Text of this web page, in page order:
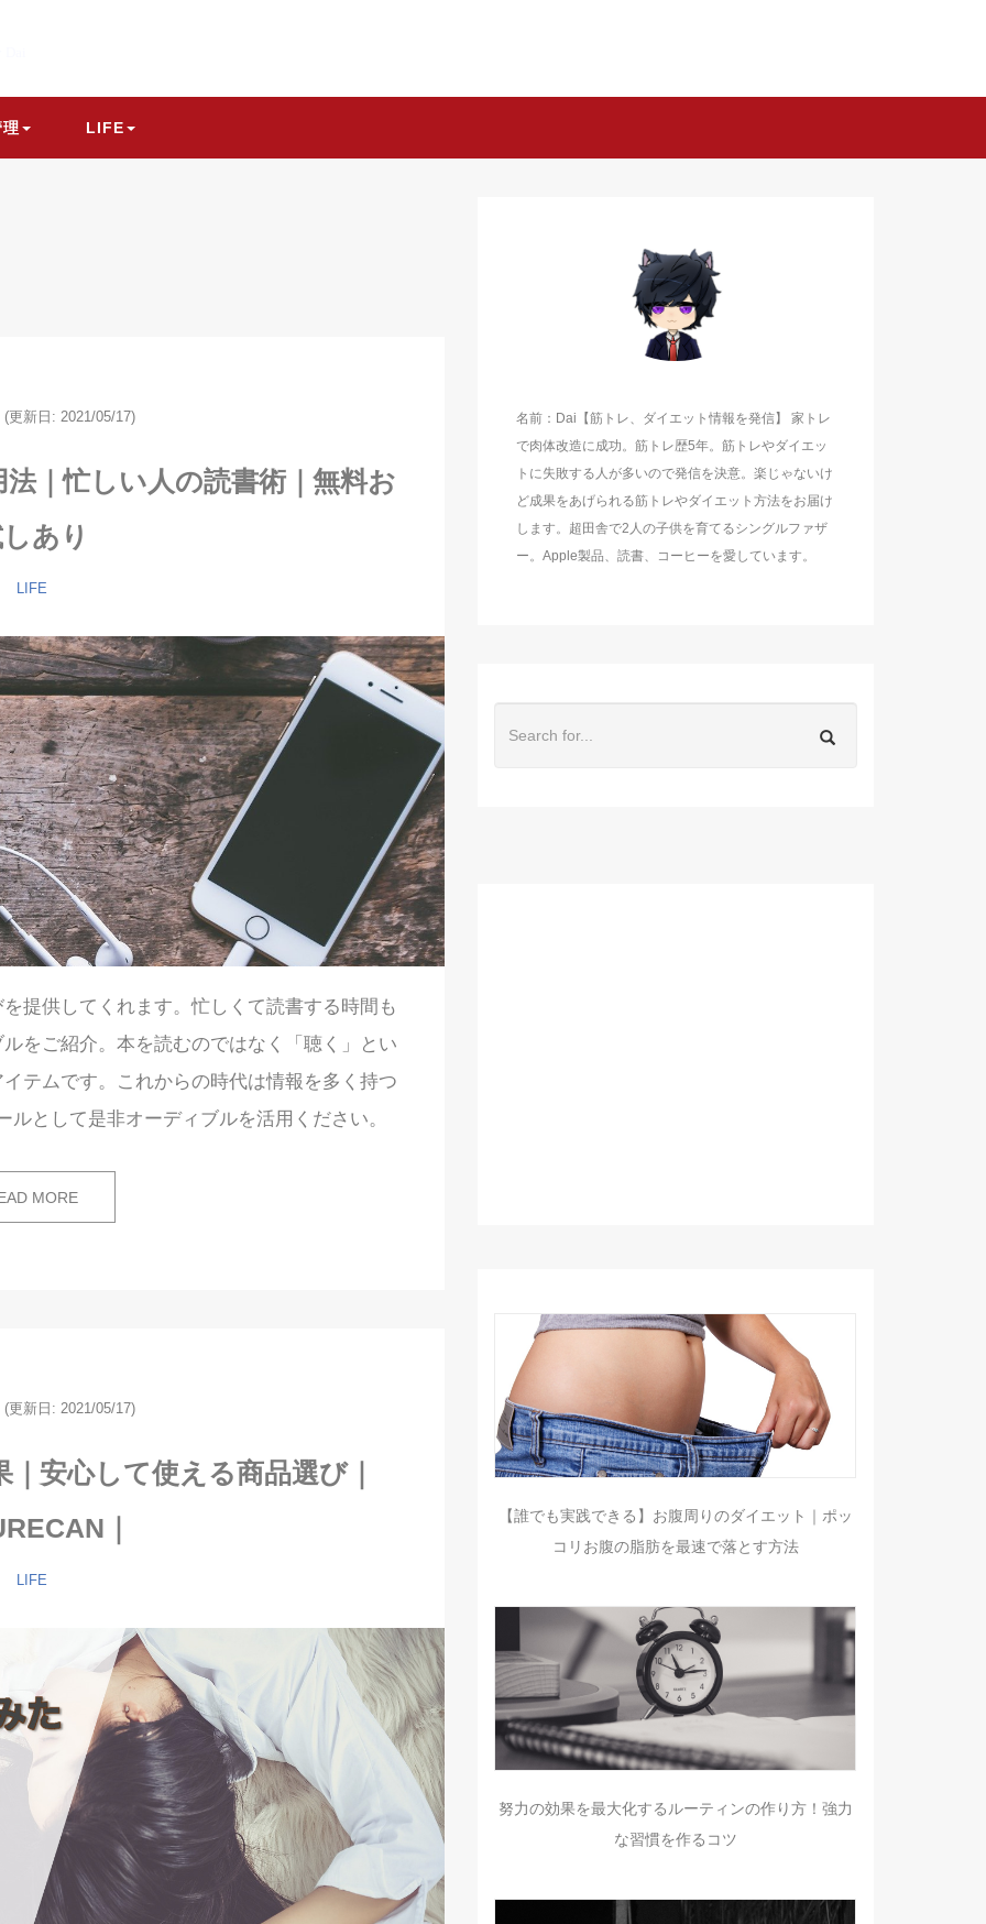
LIFE
(更新日: 2021/05/17)
｜忙しい人の読書術｜無料お
あり
LIFE
提供してくれます。忙しくて読書する時間も
をご紹介。本を読むのではなく「聴く」とい
テムです。これからの時代は情報を多く持つ
として是非オーディブルを活用ください。
MORE
(更新日: 2021/05/17)
安心して使える商品選び｜
｜
LIFE
名前：Dai【筋トレ、ダイエット情報を発信】 家トレ
で肉体改造に成功。筋トレ歴5年。筋トレやダイエッ
トに失敗する人が多いので発信を決意。楽じゃないけ
ど成果をあげられる筋トレやダイエット方法をお届け
します。超田舎で2人の子供を育てるシングルファザ
ー。Apple製品、読書、コーヒーを愛しています。
【誰でも実践できる】お腹周りのダイエット｜ポッ
コリお腹の脂肪を最速で落とす方法
努力の効果を最大化するルーティンの作り方！強力
な習慣を作るコツ